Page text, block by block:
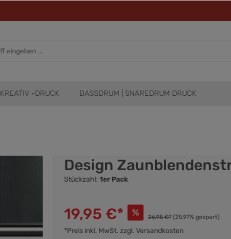
KREATIV -DRUCK BASSDRUM | SNAREDRUM DRUCK
Design
Stückzahl: 1er Pack
19,95 €* % 26,95 €* (25.97% gespart)
*Preis inkl. MwSt. zzgl. Versandkosten